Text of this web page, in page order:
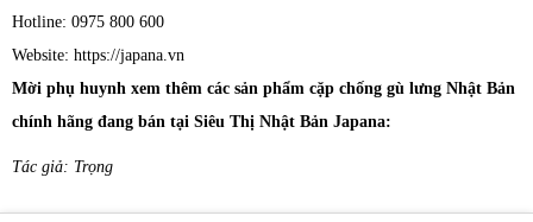
Hotline: 0975 800 600
Website: https://japana.vn
Mời phụ huynh xem thêm các sản phẩm cặp chống gù lưng Nhật Bản
chính hãng đang bán tại Siêu Thị Nhật Bản Japana:
Tác giả: Trọng